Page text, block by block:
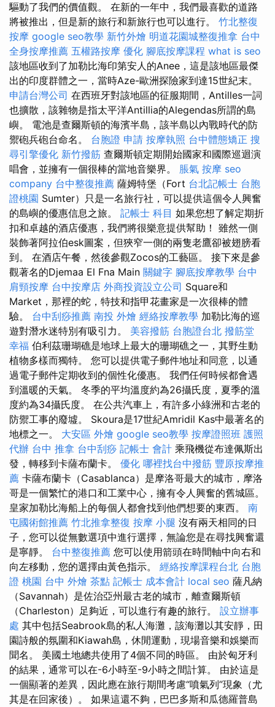
驅動了我們的價值觀。 在新的一年中，我們最喜歡的道路
將被推出，但是新的旅行和新旅行也可以進行。 竹北整復
按摩 google seo教學 新竹外燴 明道花園城整復推拿 台中
全身按摩推薦 五權路按摩 優化 腳底按摩課程 what is seo
該地區收到了加勒比海印第安人的Anee，這是該地區最傑
出的印度群體之一，當時Aze-歐洲探險家到達15世紀末。
申請台灣公司 在西班牙對該地區的征服期間，Antilles一詞
也擴散，該雜物是指太平洋Antillia的Alegendas所謂的島
嶼。 電池是查爾斯頓的海濱半島，該半島以內戰時代的防
禦砲兵砲台命名。 台胞證 申請 按摩執照 台中體態矯正 搜
尋引擎優化 新竹撥筋 查爾斯頓定期開始國家和國際巡迴演
唱會，並擁有一個很棒的當地音樂界。 脹氣 按摩 seo
company 台中整復推薦 薩姆特堡（Fort 台北記帳士 台胞
證桃園 Sumter）只是一名旅行社，可以提供這個令人興奮
的島嶼的優惠信息之旅。 記帳士 科目 如果您想了解定期折
扣和卓越的酒店優惠，我們將很樂意提供幫助！ 雖然一側
裝飾著阿拉伯esk圖案，但狹窄一側的兩隻老鷹卻被翅膀看
到。 在酒店午餐，然後參觀Zocos的工藝區。 接下來是參
觀著名的Djemaa El Fna Main 關鍵字 腳底按摩教學 台中
肩頸按摩 台中按摩店 外商投資設立公司 Square和
Market，那裡的蛇，特技和指甲花畫家是一次很棒的體
驗。 台中刮痧推薦 南投 外燴 經絡按摩教學 加勒比海的巡
遊對潛水迷特別有吸引力。 美容撥筋 台胞證台北 撥筋堂
幸福 伯利茲珊瑚礁是地球上最大的珊瑚礁之一，其野生動
植物多樣而獨特。 您可以提供電子郵件地址和同意，以通
過電子郵件定期收到的個性化優惠。 我們任何時候都會遇
到溫暖的天氣。 冬季的平均溫度約為26攝氏度，夏季的溫
度約為34攝氏度。 在公共汽車上，有許多小綠洲和古老的
防禦工事的廢墟。 Skoura是17世紀Amridil Kas中最著名的
地標之一。 大安區 外燴 google seo教學 按摩證照班 護照
代辦 台中 推拿 台中刮痧 記帳士 會計 乘飛機從布達佩斯出
發，轉移到卡薩布蘭卡。 優化 哪裡找台中撥筋 豐原按摩推
薦 卡薩布蘭卡（Casablanca）是摩洛哥最大的城市，摩洛
哥是一個繁忙的港口和工業中心，擁有令人興奮的舊城區。
皇家加勒比海船上的每個人都會找到他們想要的東西。 南
屯國術館推薦 竹北推拿整復 按摩 小腿 沒有兩天相同的日
子，您可以從無數選項中進行選擇，無論您是在尋找興奮還
是寧靜。 台中整復推薦 您可以使用箭頭在時間軸中向右和
向左移動，您的選擇由黃色指示。 經絡按摩課程台北 台胞
證 桃園 台中 外燴 茶點 記帳士 成本會計 local seo 薩凡納
（Savannah）是佐治亞州最古老的城市，離查爾斯頓
（Charleston）足夠近，可以進行有趣的旅行。 設立辦事
處 其中包括Seabrook島的私人海灘，該海灘以其安靜，田
園詩般的氛圍和Kiawah島，休閒運動，現場音樂和娛樂而
聞名。 美國土地總共使用了4個不同的時區。 由於匈牙利
的結果，通常可以在-6小時至-9小時之間計算。 由於這是
一個顯著的差異，因此應在旅行期間考慮“噴氣列”現象（尤
其是在回家後）。 如果這還不夠，巴巴多斯和瓜德羅普島